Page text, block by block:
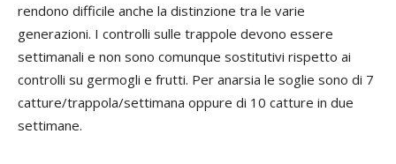
rendono difficile anche la distinzione tra le varie
generazioni. I controlli sulle trappole devono essere
settimanali e non sono comunque sostitutivi rispetto ai
controlli su germogli e frutti. Per anarsia le soglie sono di 7
catture/trappola/settimana oppure di 10 catture in due
settimane.